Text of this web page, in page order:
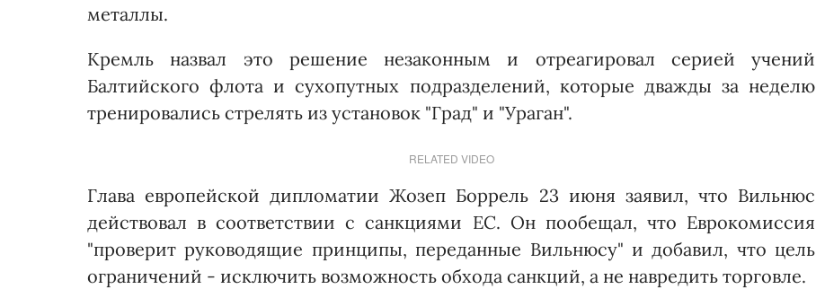
металлы.
Кремль назвал это решение незаконным и отреагировал серией учений
Балтийского флота и сухопутных подразделений, которые дважды за неделю
тренировались стрелять из установок "Град" и "Ураган".
RELATED VIDEO
Глава европейской дипломатии Жозеп Боррель 23 июня заявил, что Вильнюс
действовал в соответствии с санкциями ЕС. Он пообещал, что Еврокомиссия
"проверит руководящие принципы, переданные Вильнюсу" и добавил, что цель
ограничений - исключить возможность обхода санкций, а не навредить торговле.